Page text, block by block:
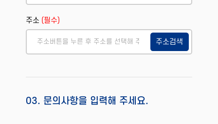
주소 (필수)
주소검색
03. 문의사항을 입력해 주세요.